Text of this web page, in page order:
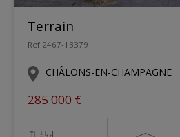
Terrain
Ref 2467-13379
CHÂLONS-EN-CHAMPAGNE
285 000 €